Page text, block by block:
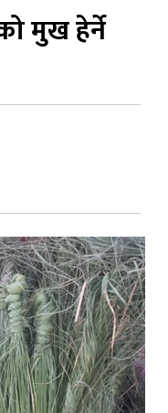
मुख हेर्ने